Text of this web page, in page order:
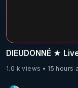
DIEUDONNÉ ★
1.0 k views 15 hours